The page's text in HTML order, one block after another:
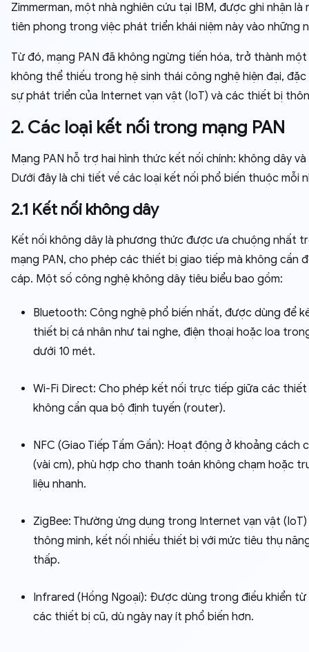
Zimmerman, một nhà nghiên cứu tại IBM, được ghi nhận là
tiên phong trong việc phát triển khái niệm này vào những
Từ đó, mạng PAN đã không ngừng tiến hóa, trở thành
không thể thiếu trong hệ sinh thái công nghệ hiện đại,
sự phát triển của Internet vạn vật (IoT) và các thiết bị
2. Các loại kết nối trong mạng PAN
Mạng PAN hỗ trợ hai hình thức kết nối chính: không dây
Dưới đây là chi tiết về các loại kết nối phổ biến thuộc mỗi
2.1 Kết nối không dây
Kết nối không dây là phương thức được ưa chuộng nhất
mạng PAN, cho phép các thiết bị giao tiếp mà không cần
cáp. Một số công nghệ không dây tiêu biểu bao gồm:
Bluetooth: Công nghệ phổ biến nhất, được dùng để
thiết bị cá nhân như tai nghe, điện thoại hoặc loa
dưới 10 mét.
Wi-Fi Direct: Cho phép kết nối trực tiếp giữa các thiết
không cần qua bộ định tuyến (router).
NFC (Giao Tiếp Tầm Gần): Hoạt động ở khoảng cách
(vài cm), phù hợp cho thanh toán không chạm hoặc
liệu nhanh.
ZigBee: Thường ứng dụng trong Internet vạn vật (IoT)
thông minh, kết nối nhiều thiết bị với mức tiêu thụ
thấp.
Infrared (Hồng Ngoại): Được dùng trong điều khiển từ
các thiết bị cũ, dù ngày nay ít phổ biến hơn.